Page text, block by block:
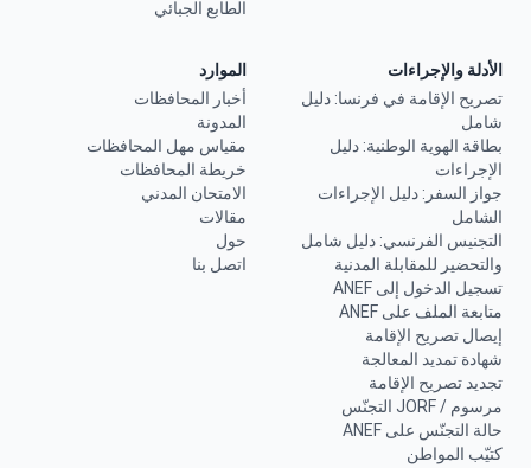
الطابع الجبائي
الأدلة والإجراءات
تصريح الإقامة في فرنسا: دليل
شامل
بطاقة الهوية الوطنية: دليل
الإجراءات
جواز السفر: دليل الإجراءات
الشامل
التجنيس الفرنسي: دليل شامل
والتحضير للمقابلة المدنية
تسجيل الدخول إلى ANEF
متابعة الملف على ANEF
إيصال تصريح الإقامة
شهادة تمديد المعالجة
تجديد تصريح الإقامة
مرسوم / JORF التجنّس
حالة التجنّس على ANEF
كتيّب المواطن
الموارد
أخبار المحافظات
المدونة
مقياس مهل المحافظات
خريطة المحافظات
الامتحان المدني
مقالات
حول
اتصل بنا